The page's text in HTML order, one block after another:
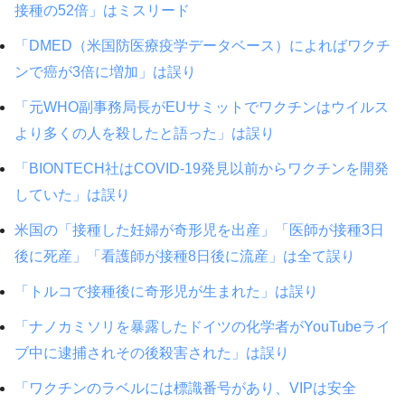
接種の52倍」はミスリード
「DMED（米国防医療疫学データベース）によればワクチ
ンで癌が3倍に増加」は誤り
「元WHO副事務局長がEUサミットでワクチンはウイルス
より多くの人を殺したと語った」は誤り
「BIONTECH社はCOVID-19発見以前からワクチンを開発
していた」は誤り
米国の「接種した妊婦が奇形児を出産」「医師が接種3日
後に死産」「看護師が接種8日後に流産」は全て誤り
「トルコで接種後に奇形児が生まれた」は誤り
「ナノカミソリを暴露したドイツの化学者がYouTubeライ
ブ中に逮捕されその後殺害された」は誤り
「ワクチンのラベルには標識番号があり、VIPは安全